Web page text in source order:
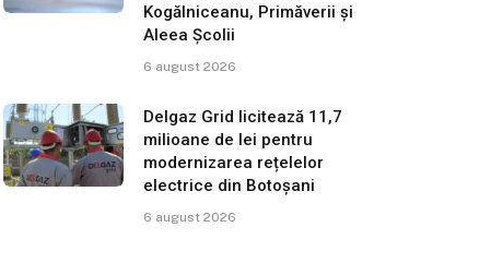
Kogălniceanu, Primăverii și
Aleea Școlii
6 august 2026
Delgaz Grid licitează 11,7
milioane de lei pentru
modernizarea rețelelor
electrice din Botoșani
6 august 2026